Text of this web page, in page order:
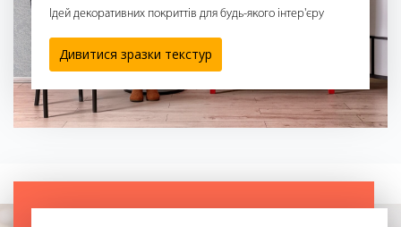
Ідей декоративних покриттів для будь-якого інтер'єру
Дивитися зразки текстур